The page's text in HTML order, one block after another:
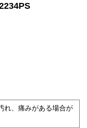
れ、痛みがある場合が